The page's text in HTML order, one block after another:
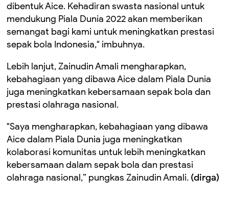
dibentuk Aice. Kehadiran swasta nasional untuk
mendukung Piala Dunia 2022 akan memberikan
semangat bagi kami untuk meningkatkan prestasi
sepak bola Indonesia," imbuhnya.
Lebih lanjut, Zainudin Amali mengharapkan,
kebahagiaan yang dibawa Aice dalam Piala Dunia
juga meningkatkan kebersamaan sepak bola dan
prestasi olahraga nasional.
"Saya mengharapkan, kebahagiaan yang dibawa
Aice dalam Piala Dunia juga meningkatkan
kolaborasi komunitas untuk lebih meningkatkan
kebersamaan dalam sepak bola dan prestasi
olahraga nasional,” pungkas Zainudin Amali. (dirga)